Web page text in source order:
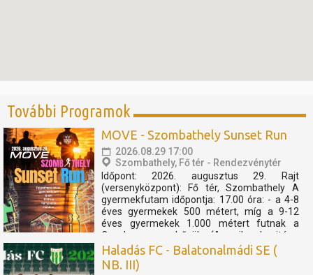
További Programok
MOVE - Szombathely Sunset Run
2026.08.29 17:00
Szombathely, Fő tér - Rendezvénytér
Időpont: 2026. augusztus 29. Rajt
(versenyközpont): Fő tér, Szombathely A
gyermekfutam időpontja: 17.00 óra: - a 4-8
éves gyermekek 500 métert, míg a 9-12
éves gyermekek 1.000 métert futnak a
Cosplay szuperhősök (Amerika kapitány,
Thor, Pókember, Venom) műsorát, és a velük
való közös bemelegítést követően....
Haladás FC - Balatonalmádi SE (
NB. III)